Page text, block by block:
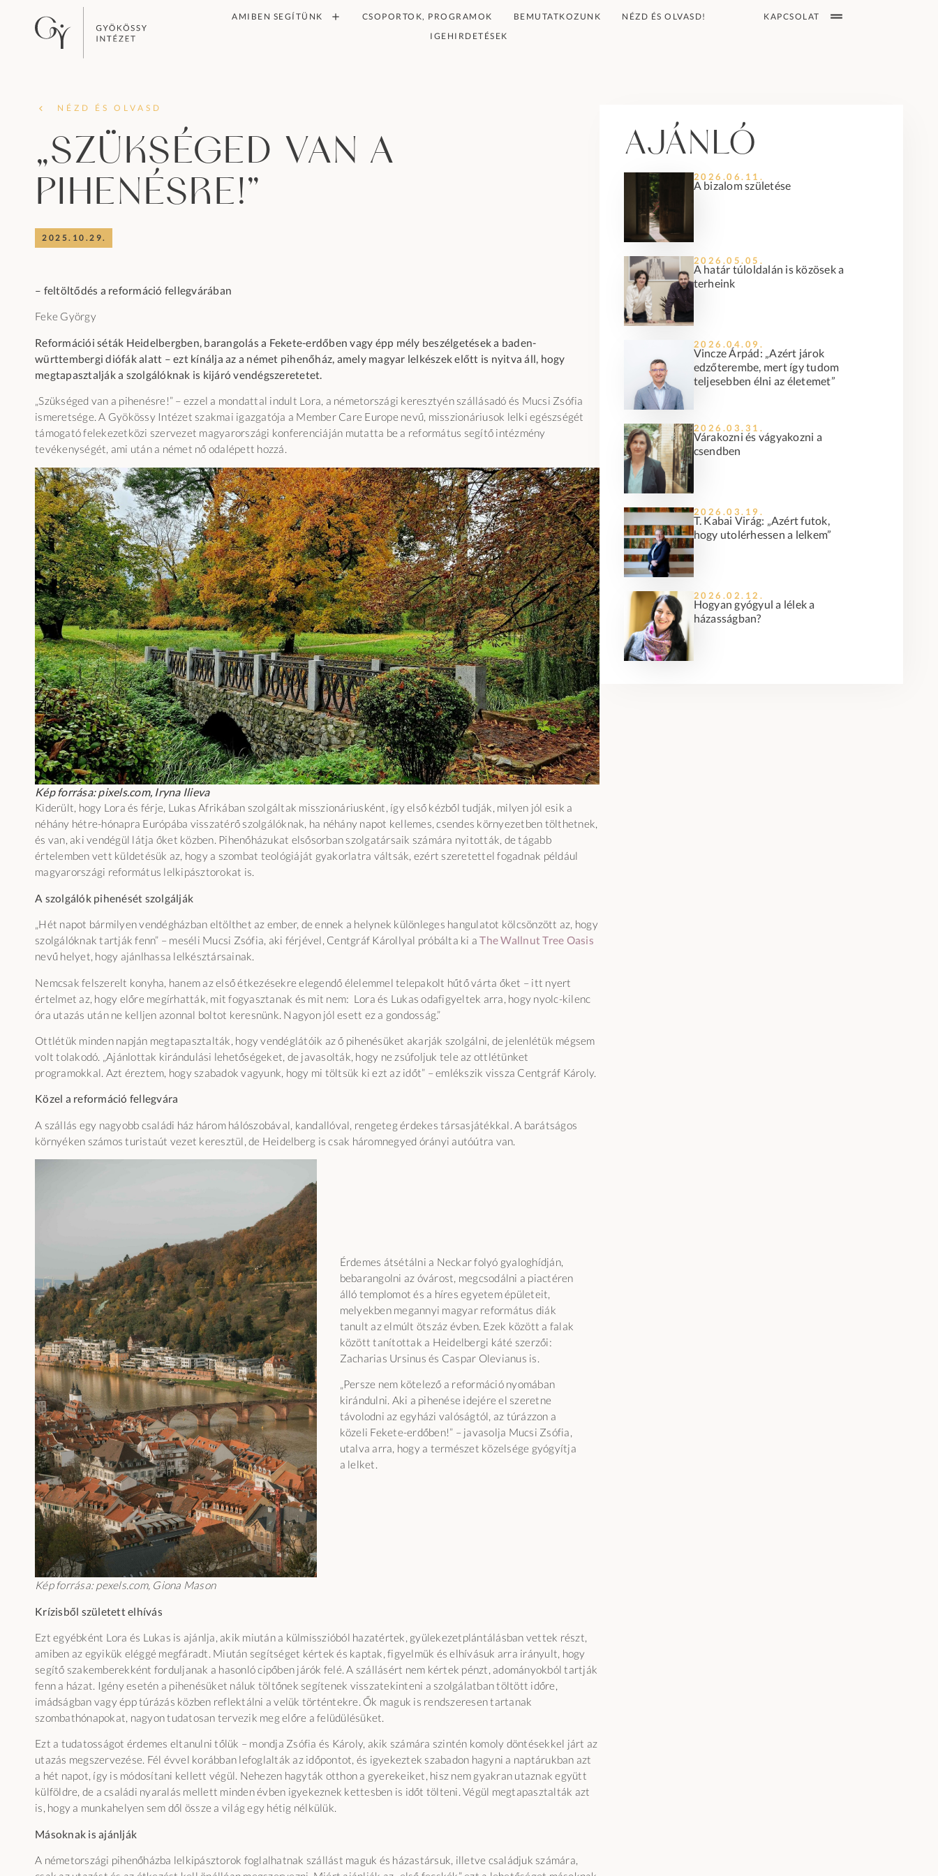
AMIBEN SEGÍTÜNK CSOPORTOK, PROGRAMOK BEMUTATKOZUNK
NÉZD ÉS OLVASD!
IGEHIRDETÉSEK
KAPCSOLAT
NÉZD ÉS OLVASD
„Szükséged van a
pihenésre!”
2025.10.29.
– feltöltődés a reformáció fellegvárában
Feke György
Reformációi séták Heidelbergben, barangolás a Fekete-erdőben vagy épp mély beszélgetések a baden-
württembergi diófák alatt – ezt kínálja az a német pihenőház, amely magyar lelkészek előtt is nyitva áll, hogy
megtapasztalják a szolgálóknak is kijáró vendégszeretetet.
„Szükséged van a pihenésre!” – ezzel a mondattal indult Lora, a németországi keresztyén szállásadó és Mucsi Zsófia
ismeretsége. A Gyökössy Intézet szakmai igazgatója a Member Care Europe nevű, misszionáriusok lelki egészségét
támogató felekezetközi szervezet magyarországi konferenciáján mutatta be a református segítő intézmény
tevékenységét, ami után a német nő odalépett hozzá.
Kép forrása: pixels.com, Iryna Ilieva
Kiderült, hogy Lora és férje, Lukas Afrikában szolgáltak misszionáriusként, így első kézből tudják, milyen jól esik a
néhány hétre-hónapra Európába visszatérő szolgálóknak, ha néhány napot kellemes, csendes környezetben tölthetnek,
és van, aki vendégül látja őket közben. Pihenőházukat elsősorban szolgatársaik számára nyitották, de tágabb
értelemben vett küldetésük az, hogy a szombat teológiáját gyakorlatra váltsák, ezért szeretettel fogadnak például
magyarországi református lelkipásztorokat is.
A szolgálók pihenését szolgálják
„Hét napot bármilyen vendégházban eltölthet az ember, de ennek a helynek különleges hangulatot kölcsönzött az, hogy
szolgálóknak tartják fenn” – meséli Mucsi Zsófia, aki férjével, Centgráf Károllyal próbálta ki aThe Wallnut Tree Oasis
nevű helyet, hogy ajánlhassa lelkésztársainak.
Nemcsak felszerelt konyha, hanem az első étkezésekre elegendő élelemmel telepakolt hűtő várta őket – itt nyert
értelmet az, hogy előre megírhatták, mit fogyasztanak és mit nem: Lora és Lukas odafigyeltek arra, hogy nyolc-kilenc
óra utazás után ne kelljen azonnal boltot keresnünk. Nagyon jól esett ez a gondosság.”
Ottlétük minden napján megtapasztalták, hogy vendéglátóik az ő pihenésüket akarják szolgálni, de jelenlétük mégsem
volt tolakodó. „Ajánlottak kirándulási lehetőségeket, de javasolták, hogy ne zsúfoljuk tele az ottlétünket
programokkal. Azt éreztem, hogy szabadok vagyunk, hogy mi töltsük ki ezt az időt” – emlékszik vissza Centgráf Károly.
Közel a reformáció fellegvára
A szállás egy nagyobb családi ház három hálószobával, kandallóval, rengeteg érdekes társasjátékkal. A barátságos
környéken számos turistaút vezet keresztül, de Heidelberg is csak háromnegyed órányi autóútra van.
Érdemes átsétálni a Neckar folyó gyaloghídján,
bebarangolni az óvárost, megcsodálni a piactéren
álló templomot és a híres egyetem épületeit,
melyekben megannyi magyar református diák
tanult az elmúlt ötszáz évben. Ezek között a falak
között tanítottak a Heidelbergi káté szerzői:
Zacharias Ursinus és Caspar Olevianus is.
„Persze nem kötelező a reformáció nyomában
kirándulni. Aki a pihenése idejére el szeretne
távolodni az egyházi valóságtól, az túrázzon a
közeli Fekete-erdőben!” – javasolja Mucsi Zsófia,
utalva arra, hogy a természet közelsége gyógyítja
a lelket.
Kép forrása: pexels.com, Giona Mason
Krízisből született elhívás
Ezt egyébként Lora és Lukas is ajánlja, akik miután a külmisszióból hazatértek, gyülekezetplántálásban vettek részt,
amiben az egyikük eléggé megfáradt. Miután segítséget kértek és kaptak, figyelmük és elhívásuk arra irányult, hogy
segítő szakemberekként forduljanak a hasonló cipőben járók felé. A szállásért nem kértek pénzt, adományokból tartják
fenn a házat. Igény esetén a pihenésüket náluk töltőnek segítenek visszatekinteni a szolgálatban töltött időre,
imádságban vagy épp túrázás közben reflektálni a velük történtekre. Ők maguk is rendszeresen tartanak
szombathónapokat, nagyon tudatosan tervezik meg előre a felüdülésüket.
Ezt a tudatosságot érdemes eltanulni tőlük – mondja Zsófia és Károly, akik számára szintén komoly döntésekkel járt az
utazás megszervezése. Fél évvel korábban lefoglalták az időpontot, és igyekeztek szabadon hagyni a naptárukban azt
a hét napot, így is módosítani kellett végül. Nehezen hagyták otthon a gyerekeiket, hisz nem gyakran utaznak együtt
külföldre, de a családi nyaralás mellett minden évben igyekeznek kettesben is időt tölteni. Végül megtapasztalták azt
is, hogy a munkahelyen sem dől össze a világ egy hétig nélkülük.
Másoknak is ajánlják
A németországi pihenőházba lelkipásztorok foglalhatnak szállást maguk és házastársuk, illetve családjuk számára,
Ajánló
2026.06.11.
A bizalom születése
2026.05.05.
A határ túloldalán is közösek a
terheink
2026.04.09.
Vincze Árpád: „Azért járok
edzőterembe, mert így tudom
teljesebben élni az életemet”
2026.03.31.
Várakozni és vágyakozni a
csendben
2026.03.19.
T. Kabai Virág: „Azért futok,
hogy utolérhessen a lelkem”
2026.02.12.
Hogyan gyógyul a lélek a
házasságban?